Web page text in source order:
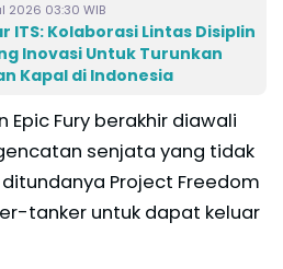
2026 03:30 WIB
ITS: Kolaborasi Lintas Disiplin
Inovasi Untuk Turunkan
Kapal di Indonesia
Fury berakhir diawali
senjata yang tidak
Project Freedom
tanker untuk dapat keluar